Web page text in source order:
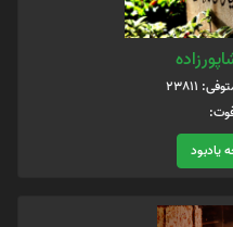
یادبود